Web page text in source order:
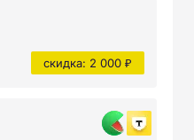
скидка: 2 000 ₽